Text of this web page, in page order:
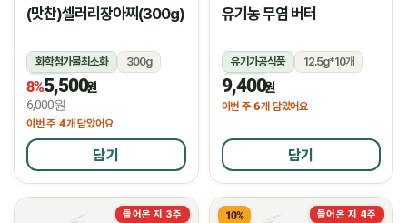
(맛찬)셀러리장아찌(300g)
화학첨가물최소화
300g
냉장
8%5,500원
6,000원
이번 주 4개 담았어요
담기
유기농 무염 버터
유기가공식품
12.5g*10개
냉장
9,400원
이번 주 6개 담았어요
담기
들어온 지 3주 들어온 지 4주
10%